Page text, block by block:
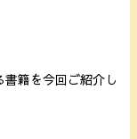
籍を今回ご紹介し